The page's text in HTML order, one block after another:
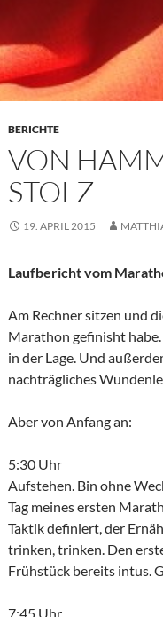
BERICHTE
VON
STOLZ
19. APRIL 2015
Laufbericht vom
Am Rechner sitzen und
Marathon gefinisht
in der Lage. Und
nachträgliches
Aber von Anfang an:
5:30 Uhr
Aufstehen. Bin ohne
Tag meines ersten
Taktik definiert, der
trinken, trinken. Den
Frühstück bereits intus.
7:45 Uhr